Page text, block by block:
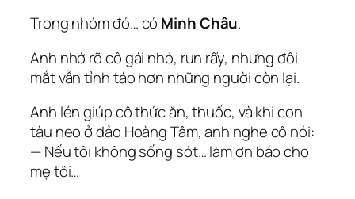
Trong nhóm đó… có Minh Châu.
Anh nhớ rõ cô gái nhỏ, run rẩy, nhưng đôi
mắt vẫn tỉnh táo hơn những người còn lại.
Anh lén giúp cô thức ăn, thuốc, và khi con
tàu neo ở đảo Hoàng Tâm, anh nghe cô nói:
— Nếu tôi không sống sót… làm ơn báo cho
mẹ tôi…